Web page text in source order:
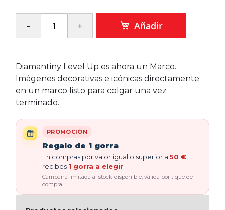
Añadir
Diamantiny Level Up es ahora un Marco.
Imágenes decorativas e icónicas directamente
en un marco listo para colgar una vez
terminado.
PROMOCIÓN
Regalo de 1 gorra
En compras por valor igual o superior a 50 €
recibes 1 gorra a elegir
Campaña limitada al stock disponible, válida por tique de
compra.